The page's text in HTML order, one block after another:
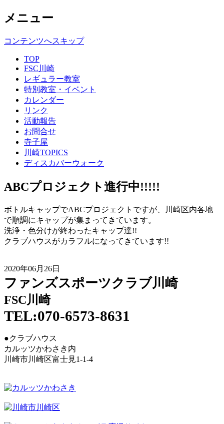
メニュー
コンテンツへスキップ
TOP
FSC川崎
レギュラー教室
特別教室・イベント
カレンダー
リンク
活動報告
お問合せ
寺子屋
川崎TOPICS
ディスカバーウォーク
ABCプロジェクト進行中!!!!!
ボトルキャップでABCプロジェクトですが、川崎区内各地
で順調にキャップが集まってきています。
洗浄・色分けが終わったキャップ達!!
クラブハウスがカラフルになってきています!!
2020年06月26日
ファンズスポーツクラブ川崎
FSC川崎
TEL:070-6573-8631
●クラブハウス
カルッツかわさき内
川崎市川崎区富士見1-1-4